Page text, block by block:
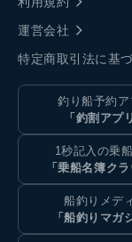
運営会社
特定商取引法に基
釣り船予約ア
「釣割アプ
1秒記入の乗
「乗船名簿クラ
船釣りメデ
「船釣りマガ